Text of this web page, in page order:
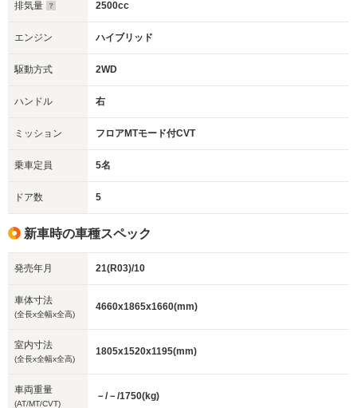
排気量 2500cc
エンジン ハイブリッド
駆動方式 2WD
ハンドル 右
ミッション フロアMTモード付CVT
乗車定員 5名
ドア数 5
新車時の車種スペック
発売年月 21(R03)/10
車体寸法
(全長x全幅x全高)
4660x1865x1660(mm)
室内寸法
(全長x全幅x全高)
1805x1520x1195(mm)
車両重量
(AT/MT/CVT)
－/－/1750(kg)